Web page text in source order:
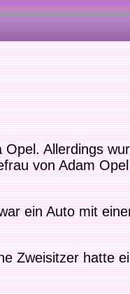
Allerdings
von Adam
ein Auto mit
Zweisitzer hatte